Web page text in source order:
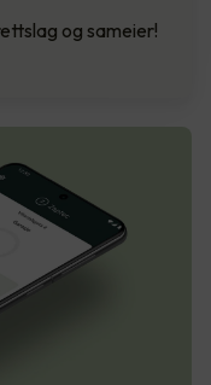
og sameier!